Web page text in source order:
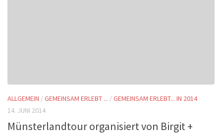
ALLGEMEIN /GEMEINSAM ERLEBT ... /GEMEINSAM ERLEBT... IN 2014
14. JUNI 2014
Münsterlandtour organisiert von Birgit +